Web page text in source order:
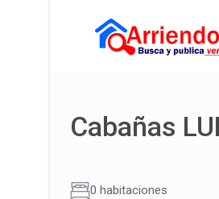
Cabañas
0 habitaciones